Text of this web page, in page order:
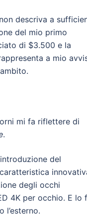
descriva a
del mio primo
di $3.500 e la
a mio
mi fa riflettere di
.
del
degli occhi
4K per occhio. E lo
l’esterno.